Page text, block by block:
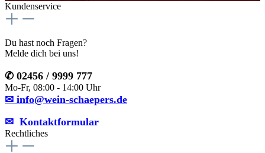
Kundenservice
Du hast noch Fragen?
Melde dich bei uns!
✆ 02456 / 9999 777
Mo-Fr, 08:00 - 14:00 Uhr
✉ info@wein-schaepers.de
✉︎ Kontaktformular
Rechtliches